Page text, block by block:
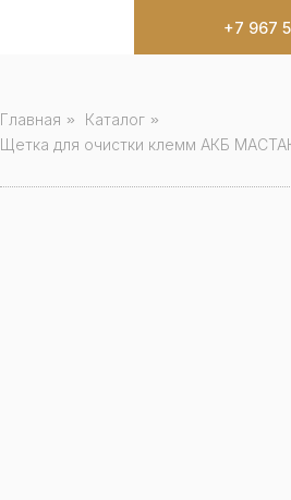
+7 967
Главная » Каталог »
Щетка для очистки клемм АКБ